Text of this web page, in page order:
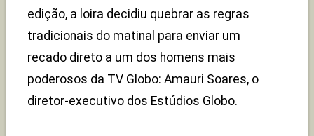
edição, a loira decidiu quebrar as regras
tradicionais do matinal para enviar um
recado direto a um dos homens mais
poderosos da TV Globo: Amauri Soares, o
diretor-executivo dos Estúdios Globo.